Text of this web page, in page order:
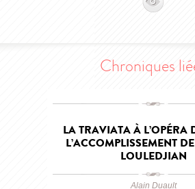
Chroniques
LA TRAVIATA À L’OPÉRA
L’ACCOMPLISSEMENT
LOULEDJIAN
Alain Duault